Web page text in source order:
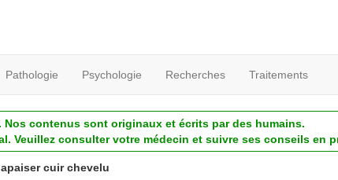
Pathologie Psychologie Recherches Traitements
contenus sont originaux et écrits par des humains.
Veuillez consulter votre médecin et suivre ses conseils en
cuir chevelu